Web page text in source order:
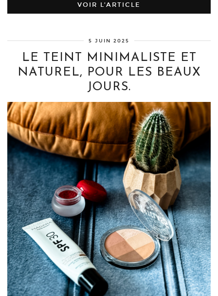
VOIR L’ARTICLE
5 JUIN 2025
LE TEINT MINIMALISTE ET
NATUREL, POUR LES BEAUX
JOURS.